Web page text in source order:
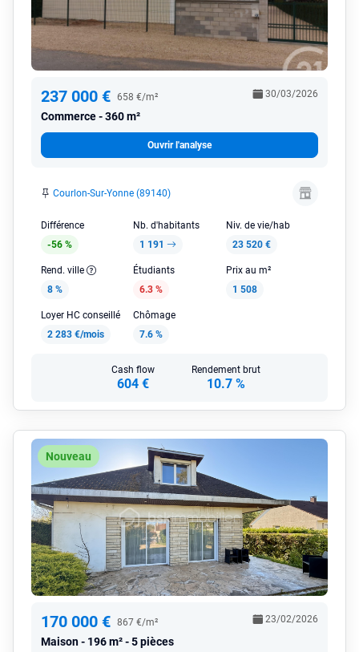
237 000 € 658 €/m²
Commerce 360 m²
30/03/2026
Ouvrir l'analyse
Courlon-Sur-Yonne (89140)
Différence
-56 %
Nb. d'habitants
1 191
Niv. de vie/hab
23 520 €
Rend. ville
8 %
Étudiants
6.3 %
Prix au m²
1 508
Loyer HC conseillé
2 283 €/mois
Chômage
7.6 %
Cash flow
604 €
Rendement brut
10.7 %
Nouveau
170 000 € 867 €/m²
Maison 196 m² - 5 pièces
23/02/2026